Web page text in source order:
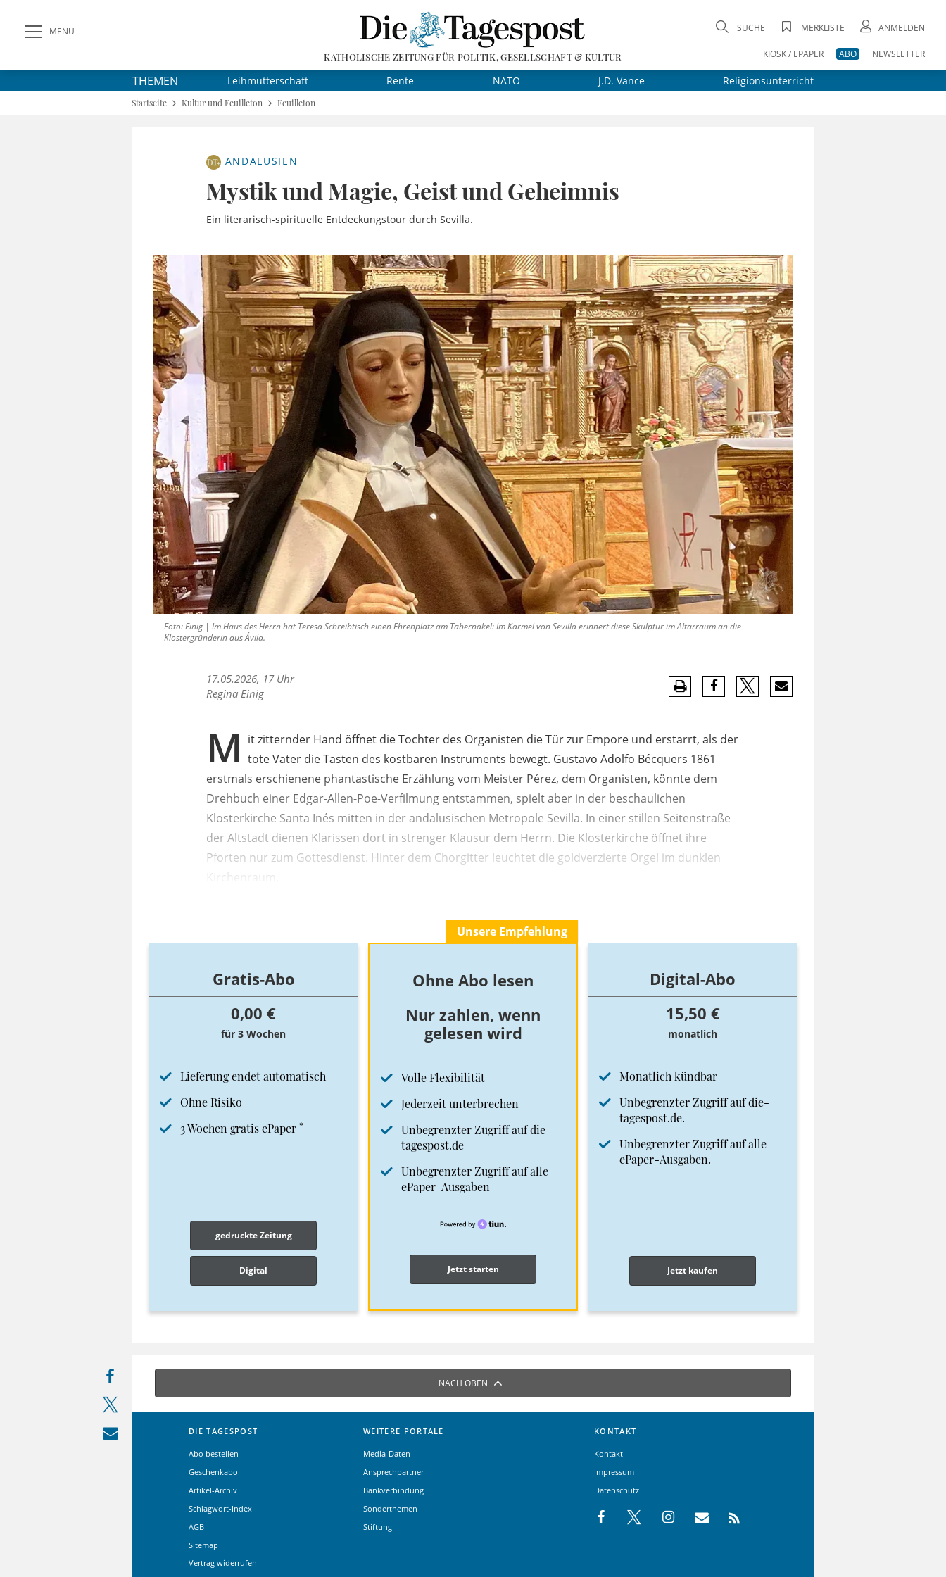
MENÜ
KATHOLISCHE ZEITUNG FÜR POLITIK, GESELLSCHAFT & KULTUR
SUCHE MERKLISTE ANMELDEN
KIOSK / EPAPER ABO NEWSLETTER
THEMEN Leihmutterschaft Rente NATO J.D. Vance Religionsunterricht
Startseite Kultur und Feuilleton Feuilleton
ANDALUSIEN
Mystik und Magie, Geist und Geheimnis
Ein literarisch-spirituelle Entdeckungstour durch Sevilla.
Foto: Einig | Im Haus des Herrn hat Teresa Schreibtisch einen Ehrenplatz am Tabernakel: Im Karmel von Sevilla erinnert diese Skulptur im Altarraum an die
Klostergründerin aus Ávila.
17.05.2026, 17 Uhr
Regina Einig
M it zitternder Hand öffnet die Tochter des Organisten die Tür zur Empore und erstarrt, als der
tote Vater die Tasten des kostbaren Instruments bewegt. Gustavo Adolfo Bécquers 1861
erstmals erschienene phantastische Erzählung vom Meister Pérez, dem Organisten, könnte dem
Drehbuch einer Edgar-Allen-Poe-Verfilmung entstammen, spielt aber in der beschaulichen
Klosterkirche Santa Inés mitten in der andalusischen Metropole Sevilla. In einer stillen Seitenstraße
der Altstadt dienen Klarissen dort in strenger Klausur dem Herrn. Die Klosterkirche öffnet ihre
Pforten nur zum Gottesdienst. Hinter dem Chorgitter leuchtet die goldverzierte Orgel im dunklen
Gratis-Abo
0,00 €
für 3 Wochen
Lieferung endet automatisch
Ohne Risiko
3 Wochen gratis ePaper *
gedruckte Zeitung
Digital
Unsere Empfehlung
Ohne Abo lesen
Nur zahlen, wenn
gelesen wird
Volle Flexibilität
Jederzeit unterbrechen
Unbegrenzter Zugriff auf die-
tagespost.de
Unbegrenzter Zugriff auf alle
ePaper-Ausgaben
Jetzt starten
Digital-Abo
15,50 €
monatlich
Monatlich kündbar
Unbegrenzter Zugriff auf die-
tagespost.de.
Unbegrenzter Zugriff auf alle
ePaper-Ausgaben.
Jetzt kaufen
NACH OBEN
DIE TAGESPOST
Abo bestellen
Geschenkabo
Artikel-Archiv
Schlagwort-Index
AGB
Sitemap
Vertrag widerrufen
WEITERE PORTALE
Media-Daten
Ansprechpartner
Bankverbindung
Sonderthemen
Stiftung
KONTAKT
Kontakt
Impressum
Datenschutz